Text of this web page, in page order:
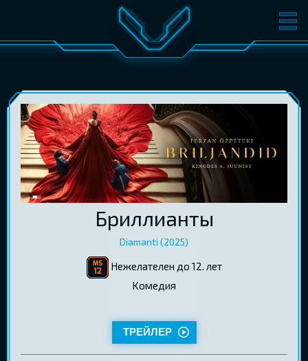
ФИЛЬМЫ БИЛЕТЫ
КОНФЕРЕНЦИИ КИНОКЛУБ-V
ПОДАРОЧНЫЕ КАРТЫ
Бриллианты
Diamanti (2025)
Нежелателен до 12. лет
Kомедия
ТРЕЙЛЕР